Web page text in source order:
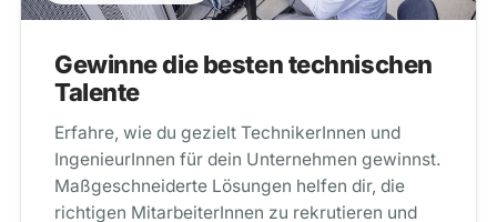
Gewinne die besten technischen
Talente
Erfahre, wie du gezielt TechnikerInnen und
IngenieurInnen für dein Unternehmen gewinnst.
Maßgeschneiderte Lösungen helfen dir, die
richtigen MitarbeiterInnen zu rekrutieren und